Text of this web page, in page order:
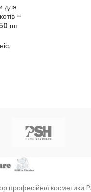
для
–
шт
,
професійної косметики